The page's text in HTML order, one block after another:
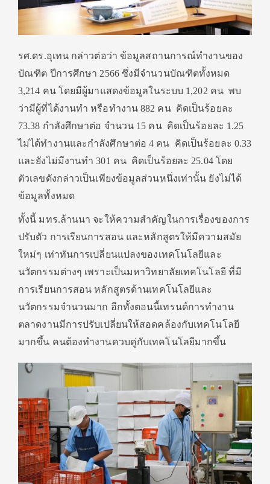
รศ.ดร.อุเทน กล่าวต่อว่า ข้อมูลสถานการณ์ทำงานของ
บัณฑิต ปีการศึกษา 2566 ซึ่งมีจำนวนบัณฑิตทั้งหมด
3,214 คน โดยมีผู้มาแสดงข้อมูลในระบบ 1,202 คน พบ
ว่ามีผู้ที่ได้งานทำ หรือทำงาน 882 คน คิดเป็นร้อยละ
73.38 กำลังศึกษาต่อ จำนวน 15 คน คิดเป็นร้อยละ 1.25
ไม่ได้ทำงานและกำลังศึกษาต่อ 4 คน คิดเป็นร้อยละ 0.33
และยังไม่มีงานทำ 301 คน คิดเป็นร้อยละ 25.04 โดย
ตัวเลขดังกล่าวเป็นเพียงข้อมูลส่วนหนึ่งเท่านั้น ยังไม่ได้
ข้อมูลทั้งหมด
ทั้งนี้ มทร.ล้านนา จะให้ความสำคัญในการเรื่องของการ
ปรับตัว การเรียนการสอน และหลักสูตรให้มีความสมัย
ใหม่ๆ เท่าทันการเปลี่ยนแปลงของเทคโนโลยีและ
นวัตกรรมต่างๆ เพราะเป็นมหาวิทยาลัยเทคโนโลยี ที่มี
การเรียนการสอน หลักสูตรด้านเทคโนโลยีและ
นวัตกรรมจำนวนมาก อีกทั้งตอนนี้เทรนด์การทำงาน
ตลาดงานมีการปรับเปลี่ยนให้สอดคล้องกับเทคโนโลยี
มากขึ้น คนต้องทำงานควบคู่กับเทคโนโลยีมากขึ้น